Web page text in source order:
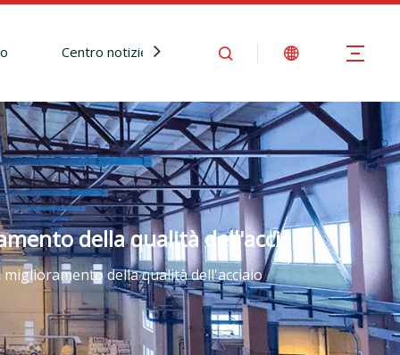
Centro notizie Contattaci
della qualità dell'acciaio
della qualità dell'acciaio